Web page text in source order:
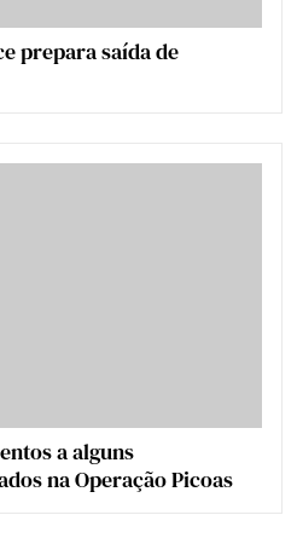
prepara saída de
a alguns
na Operação Picoas